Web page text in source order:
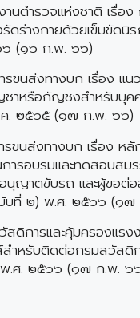
นตำรวจแห่งชาติ เรื่อง
ดร่างกายด้วยเข็มขัดนิ
๖ (๑๖ ก.พ. ๖๖)
ขนส่งทางบก เรื่อง แน
าหรือกัญชงสำหรับบุคค
. ๒๕๖๕ (๑๗ ก.พ. ๖๖)
รขนส่งทางบก เรื่อง ห
การอบรมและทดสอบส
นุญาตขับรถ และผู้ขอต่อ
บที่ ๒) พ.ศ. ๒๕๖๖ (๑๗
ดิการและคุ้มครองแรง
ำหรับติดต่อกรมสวัสดิก
พ.ศ. ๒๕๖๖ (๑๗ ก.พ. ๖